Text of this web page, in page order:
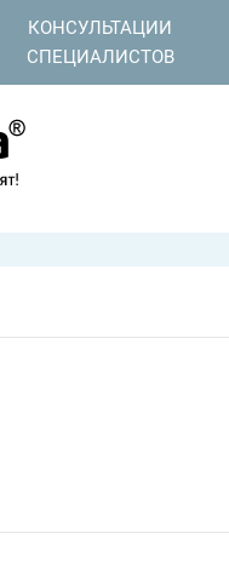
КОНСУЛЬТАЦИИ
СПЕЦИАЛИСТОВ